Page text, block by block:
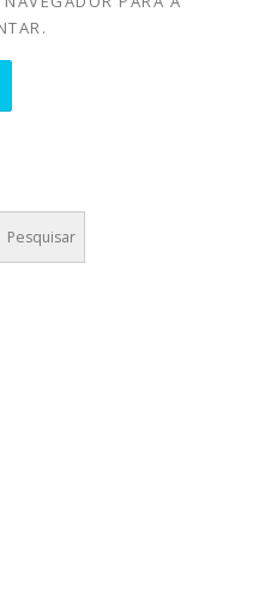
Pesquisar